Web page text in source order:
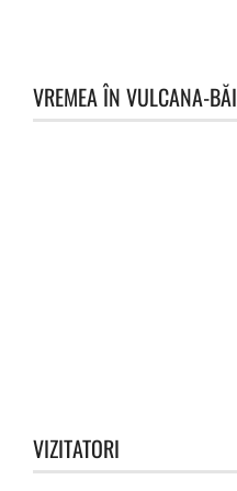
VREMEA ÎN VULCANA-BĂI
VIZITATORI